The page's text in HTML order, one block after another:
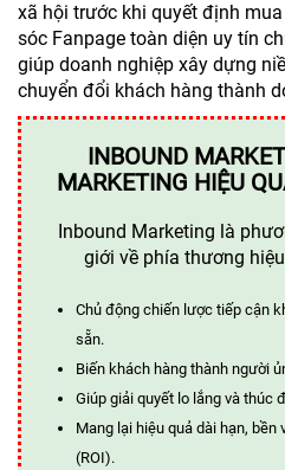
xã hội trước khi quyết định
sóc Fanpage toàn diện uy tín
giúp doanh nghiệp xây dựng
chuyển đổi khách hàng thành
INBOUND
MARKETING HIỆU
Inbound Marketing là
giới về phía thương
Chủ động chiến lược tiếp cận
sẵn.
Biến khách hàng thành người
Giúp giải quyết lo lắng và thúc
Mang lại hiệu quả dài hạn,
(ROI).